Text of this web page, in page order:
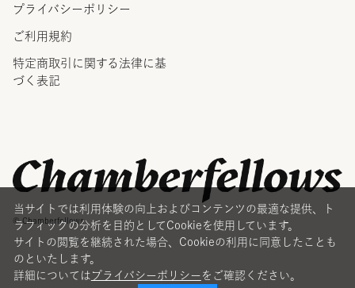
プライバシーポリシー
ご利用規約
特定商取引に関する法律に 基
づく表記
© Chamberfellows
当サイトでは利用体験の向上およびコンテンツの最適な提供、ト
ラフィックの分析を目的としてCookieを使用しています。
サイトの閲覧を継続された場合、Cookieの利用に同意したことも
のといたします。
詳細については プライバシーポリシー をご確認ください。